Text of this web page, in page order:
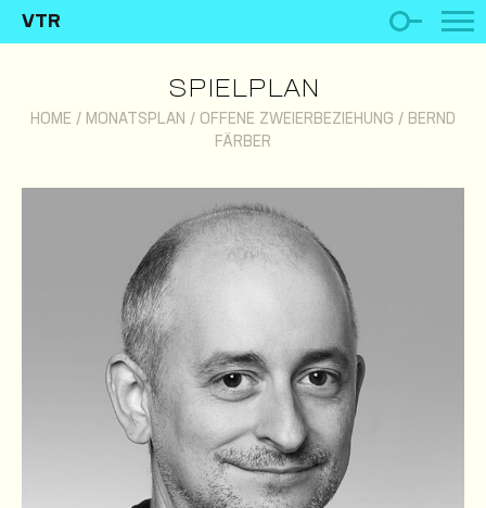
VTR
SPIELPLAN
HOME / MONATSPLAN / OFFENE ZWEIERBEZIEHUNG / BERND
FÄRBER